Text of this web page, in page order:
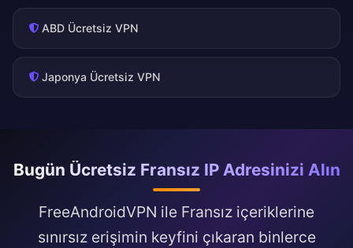
ABD Ücretsiz VPN
Japonya Ücretsiz VPN
Bugün Ücretsiz Fransız IP Adresinizi Alın
FreeAndroidVPN ile Fransız içeriklerine
sınırsız erişimin keyfini çıkaran binlerce